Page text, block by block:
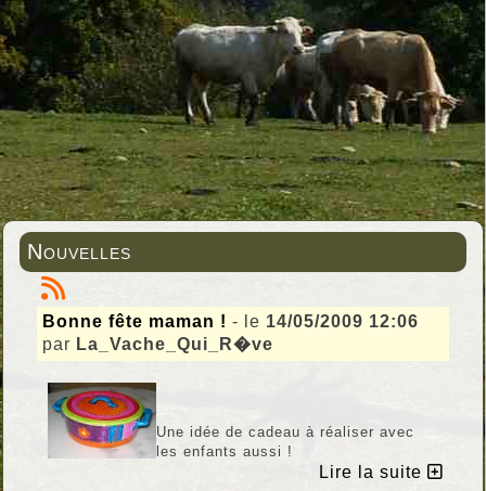
Nouvelles
Bonne fête maman ! - le 14/05/2009 12:06
par La_Vache_Qui_R�ve
Une idée de cadeau à réaliser avec
les enfants aussi !
Lire la suite